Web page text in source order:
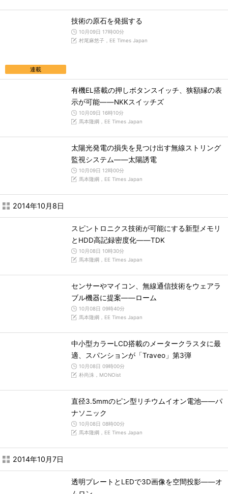
連載
技術の原石を発掘する
10月09日 17時00分
村尾麻悠子，EE Times Japan
有機EL搭載の押しボタンスイッチ、狭額縁の表
示が可能――NKKスイッチズ
10月09日 16時10分
馬本隆綱，EE Times Japan
太陽光発電の損失を見つけ出す無線ストリング
監視システム――太陽誘電
10月09日 12時00分
馬本隆綱，EE Times Japan
2014年10月8日
スピントロニクス技術が可能にする新型メモリ
とHDD高記録密度化――TDK
10月08日 10時30分
馬本隆綱，EE Times Japan
センサーやマイコン、無線通信技術をウェアラ
ブル機器に提案――ローム
10月08日 09時40分
馬本隆綱，EE Times Japan
中小型カラーLCD搭載のメータークラスタに最
適、スパンションが「Traveo」第3弾
10月08日 09時00分
朴尚洙，MONOist
直径3.5mmのピン型リチウムイオン電池――パ
ナソニック
10月08日 08時00分
馬本隆綱，EE Times Japan
2014年10月7日
透明プレートとLEDで3D画像を空間投影――オ